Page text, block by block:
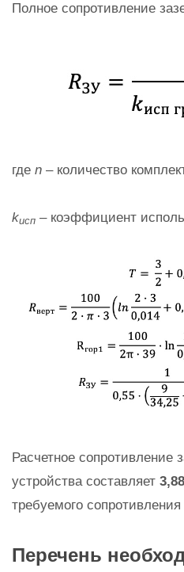
Полное сопротивление
где n – количество
kисп – коэффициент
Расчетное сопротивление
устройства составляет
требуемого
Перечень